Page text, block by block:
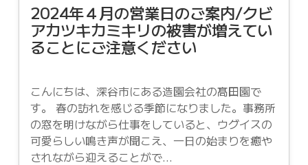
2024年４月の営業日のご案内/クビ
アカツキカミキリの被害が増えてい
ることにご注意ください
こんにちは、深谷市にある造園会社の髙田園で
す。 春の訪れを感じる季節になりました。事務所
の窓を明けながら仕事をしていると、ウグイスの
可愛らしい鳴き声が聞こえ、一日の始まりを癒や
されながら迎えることがで...